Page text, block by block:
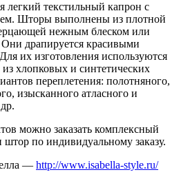
легкий текстильный капрон с
Шторы выполнены из плотной
нежным блеском или
драпируется красивыми
их изготовления используются
хлопковых и синтетических
переплетения: полотняного,
изысканного атласного и
можно заказать комплексный
по индивидуальному заказу.
— http://www.isabella-style.ru/